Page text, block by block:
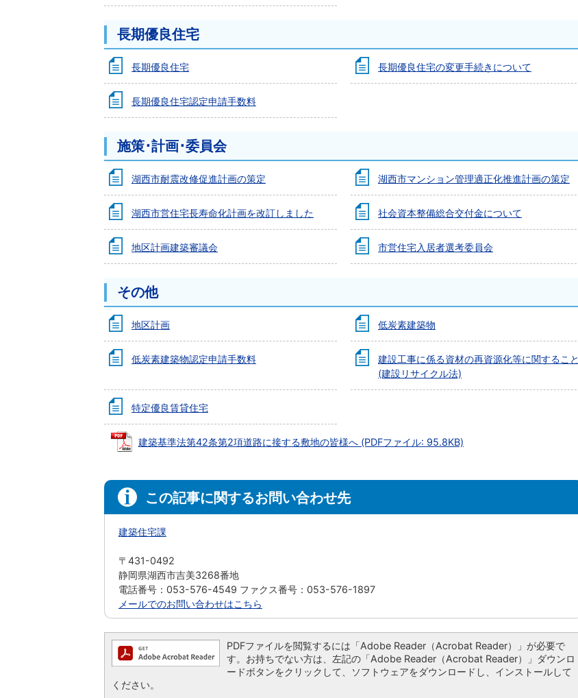
長期優良住宅
長期優良住宅 長期優良住宅の変更手続きについて
長期優良住宅認定申請手数料
施策･計画･委員会
湖西市耐震改修促進計画の策定 湖西市マンション管理適正化推進計画の策定
湖西市営住宅長寿命化計画を改訂しました 社会資本整備総合交付金について
地区計画建築審議会 市営住宅入居者選考委員会
その他
地区計画 低炭素建築物
低炭素建築物認定申請手数料
建設工事に係る資材の再資源化等に関すること
(建設リサイクル法)
特定優良賃貸住宅
建築基準法第42条第2項道路に接する敷地の皆様へ (PDFファイル: 95.8KB)
この記事に関するお問い合わせ先
建築住宅課
〒431-0492
静岡県湖西市吉美3268番地
電話番号：053-576-4549 ファクス番号：053-576-1897
メールでのお問い合わせはこちら
PDFファイルを閲覧するには「Adobe Reader（Acrobat Reader）」が必要で
す。お持ちでない方は、左記の「Adobe Reader（Acrobat Reader）」ダウンロ
ードボタンをクリックして、ソフトウェアをダウンロードし、インストールして
ください。